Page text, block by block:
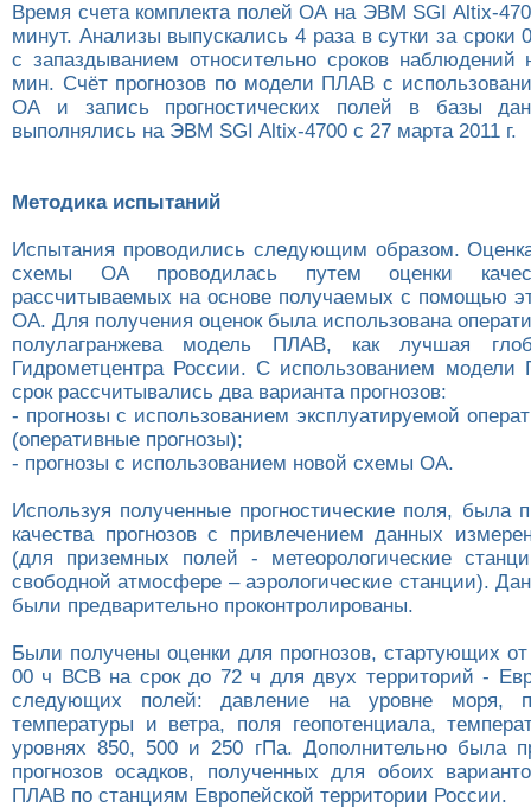
Время счета комплекта полей ОА на ЭВМ SGI Altix-
минут. Анализы выпускались 4 раза в сутки за
с запаздыванием относительно сроков
мин. Счёт прогнозов по модели ПЛАВ с
ОА и запись прогностических полей в базы
выполнялись на ЭВМ SGI Altix-4700 с 27 марта 2011 г.
Методика испытаний
Испытания проводились следующим образом.
схемы ОА проводилась путем оценки
рассчитываемых на основе получаемых с помощью
ОА. Для получения оценок была использована
полулагранжева модель ПЛАВ, как лучшая
Гидрометцентра России. С использованием
срок рассчитывались два варианта прогнозов:
- прогнозы с использованием эксплуатируемой
(оперативные прогнозы);
- прогнозы с использованием новой схемы OA.
Используя полученные прогностические поля, была
качества прогнозов с привлечением данных
(для приземных полей - метеорологические
свободной атмосфере – аэрологические станции).
были предварительно проконтролированы.
Были получены оценки для прогнозов, стартующих от
00 ч ВСВ на срок до 72 ч для двух территорий -
следующих полей: давление на уровне моря,
температуры и ветра, поля геопотенциала,
уровнях 850, 500 и 250 гПа. Дополнительно была
прогнозов осадков, полученных для обоих
ПЛАВ по станциям Европейской территории России.